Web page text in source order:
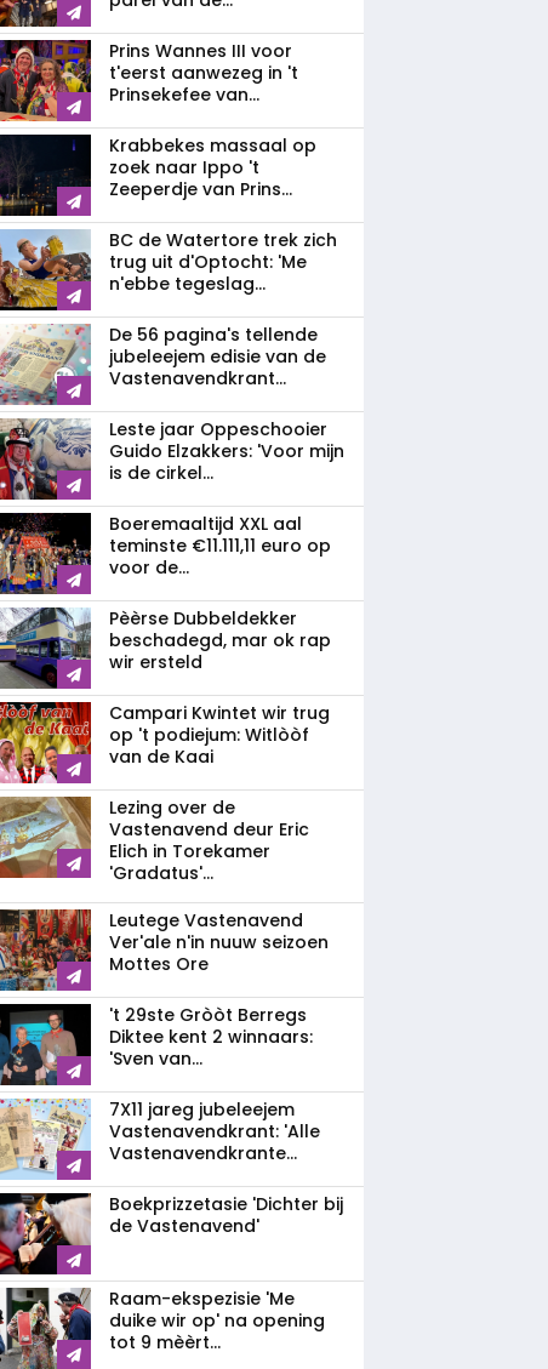
Prins Wannes III voor
t'eerst aanwezeg in 't
Prinsekefee van...
Krabbekes massaal op
zoek naar Ippo 't
Zeeperdje van Prins...
BC de Watertore trek zich
trug uit d'Optocht: 'Me
n'ebbe tegeslag...
De 56 pagina's tellende
jubeleejem edisie van de
Vastenavendkrant...
Leste jaar Oppeschooier
Guido Elzakkers: 'Voor mijn
is de cirkel...
Boeremaaltijd XXL aal
teminste €11.111,11 euro op
voor de...
Pèèrse Dubbeldekker
beschadegd, mar ok rap
wir ersteld
Campari Kwintet wir trug
op 't podiejum: Witlòòf
van de Kaai
Lezing over de
Vastenavend deur Eric
Elich in Torekamer
'Gradatus'...
Leutege Vastenavend
Ver'ale n'in nuuw seizoen
Mottes Ore
't 29ste Gròòt Berregs
Diktee kent 2 winnaars:
'Sven van...
7X11 jareg jubeleejem
Vastenavendkrant: 'Alle
Vastenavendkrante...
Boekprizzetasie 'Dichter bij
de Vastenavend'
Raam-ekspezisie 'Me
duike wir op' na opening
tot 9 mèèrt...